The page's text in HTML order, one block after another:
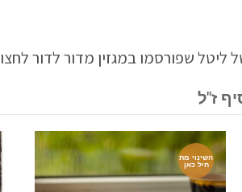
שפורסמו במגזין מדור לדור לחצו
ז"ל
השינוי מת
חיל כאן